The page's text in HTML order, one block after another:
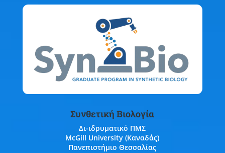
Συνθετική Βιολογία
Δι-ιδρυματικό ΠΜΣ
McGill University (Καναδάς)
Πανεπιστήμιο Θεσσαλίας